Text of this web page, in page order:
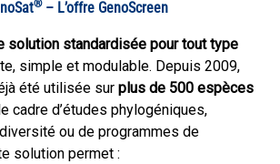
®– L’offre GenoScreen
solution standardisée pour tout type
simple et modulable. Depuis 2009,
été utilisée sur plus de 500 espèces
cadre d’études phylogéniques,
ou de programmes de
solution permet :